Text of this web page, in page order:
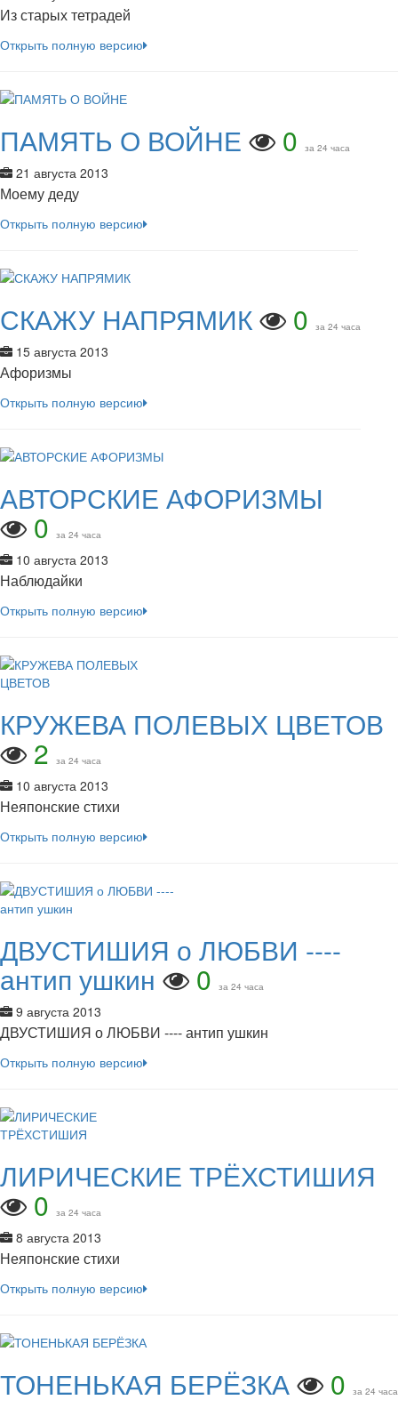
Из старых тетрадей
Открыть полную версию
ПАМЯТЬ О ВОЙНЕ 0 за 24 часа
21 августа 2013
Моему деду
Открыть полную версию
СКАЖУ НАПРЯМИК 0 за 24 часа
15 августа 2013
Афоризмы
Открыть полную версию
АВТОРСКИЕ АФОРИЗМЫ
0 за 24 часа
10 августа 2013
Наблюдайки
Открыть полную версию
КРУЖЕВА ПОЛЕВЫХ ЦВЕТОВ
2 за 24 часа
10 августа 2013
Неяпонские стихи
Открыть полную версию
ДВУСТИШИЯ о ЛЮБВИ ----
антип ушкин 0 за 24 часа
9 августа 2013
ДВУСТИШИЯ о ЛЮБВИ ---- антип ушкин
Открыть полную версию
ЛИРИЧЕСКИЕ ТРЁХСТИШИЯ
0 за 24 часа
8 августа 2013
Неяпонские стихи
Открыть полную версию
ТОНЕНЬКАЯ БЕРЁЗКА 0 за 24 часа